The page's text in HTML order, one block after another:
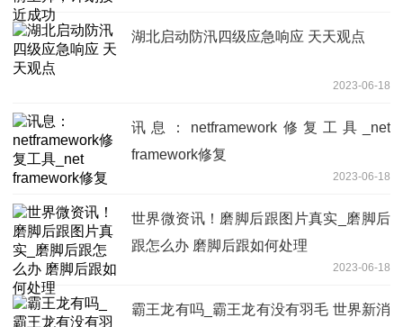
湖北启动防汛四级应急响应 天天观点
2023-06-18
讯息：netframework修复工具_net
framework修复
2023-06-18
世界微资讯！磨脚后跟图片真实_磨脚后
跟怎么办 磨脚后跟如何处理
2023-06-18
霸王龙有吗_霸王龙有没有羽毛 世界新消